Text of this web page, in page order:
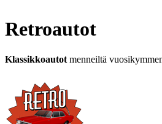
Retroautot
Klassikkoautot menneiltä